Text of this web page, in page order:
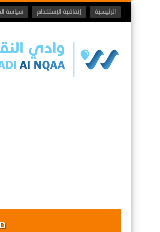
الرئيسية إتفاقية الإستخدام سياسة